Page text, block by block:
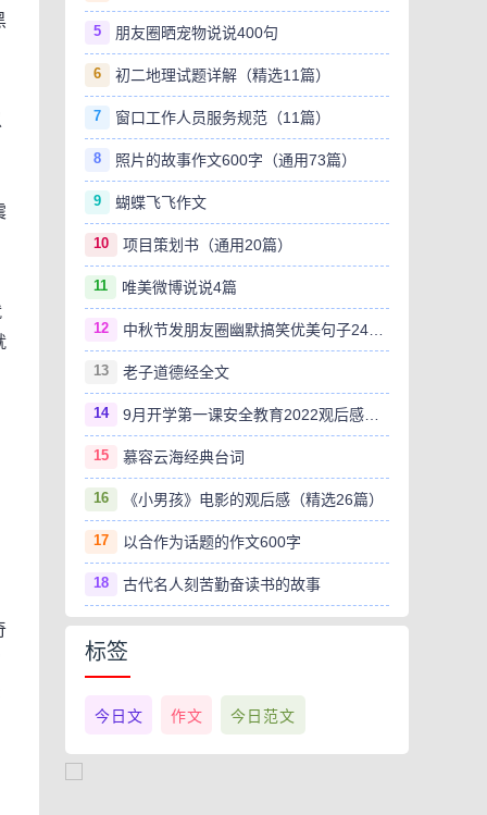
5 朋友圈晒宠物说说400句
6 初二地理试题详解（精选11篇）
7 窗口工作人员服务规范（11篇）
8 照片的故事作文600字（通用73篇）
9 蝴蝶飞飞作文
10 项目策划书（通用20篇）
11 唯美微博说说4篇
12 中秋节发朋友圈幽默搞笑优美句子240句
13 老子道德经全文
14 9月开学第一课安全教育2022观后感范文（精选8篇）
15 慕容云海经典台词
16 《小男孩》电影的观后感（精选26篇）
17 以合作为话题的作文600字
18 古代名人刻苦勤奋读书的故事
标签
今日文 作文 今日范文